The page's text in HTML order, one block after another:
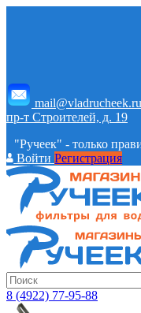
mail@vladrucheek.ru
пр-т Строителей, д. 19
"Ручеек" - только
ВойтиРегистрация
8 (4922) 77-95-88